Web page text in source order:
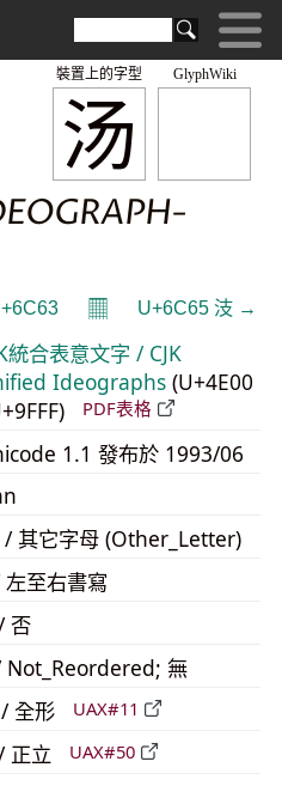
GlyphWiki
汤
裝置上的字型
𝄜 U+6C65 汥 →
統合表意文字 / CJK
Ideographs (U+4E00
PDF表格
1.1 發布於 1993/06
/ 其它字母 (Other_Letter)
左至右書寫
否
Not_Reordered; 無
全形 UAX#11
正立 UAX#50